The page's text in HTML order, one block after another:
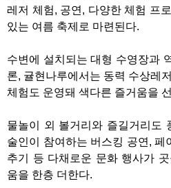
레저 체험, 공연, 다양한 체험 프
있는 여름 축제로 마련된다.
수변에 설치되는 대형 수영장과
론, 귤현나루에서는 동력 수상레
체험도 운영돼 색다른 즐거움을
물놀이 외 볼거리와 즐길거리도
술인이 참여하는 버스킹 공연, 페
추기 등 다채로운 문화 행사가
움을 한층 더한다.